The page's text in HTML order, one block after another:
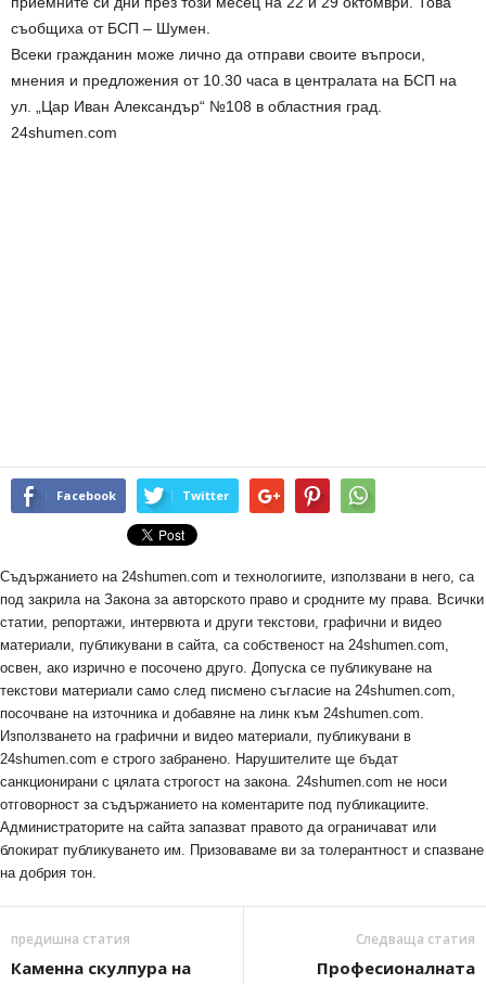
съобщиха от БСП – Шумен.
Всеки гражданин може лично да отправи своите въпроси,
мнения и предложения от 10.30 часа в централата на БСП на
ул. „Цар Иван Александър“ №108 в областния град.
24shumen.com
Facebook Twitter
Съдържанието на 24shumen.com и технологиите, използвани в него, са
под закрила на Закона за авторското право и сродните му права. Всички
статии, репортажи, интервюта и други текстови, графични и видео
материали, публикувани в сайта, са собственост на 24shumen.com,
освен, ако изрично е посочено друго. Допуска се публикуване на
текстови материали само след писмено съгласие на 24shumen.com,
посочване на източника и добавяне на линк към 24shumen.com.
Използването на графични и видео материали, публикувани в
24shumen.com е строго забранено. Нарушителите ще бъдат
санкционирани с цялата строгост на закона. 24shumen.com не носи
отговорност за съдържанието на коментарите под публикациите.
Администраторите на сайта запазват правото да ограничават или
блокират публикуването им. Призоваваме ви за толерантност и спазване
на добрия тон.
предишна статия
Каменна скулпура на
Следваща статия
Професионалната